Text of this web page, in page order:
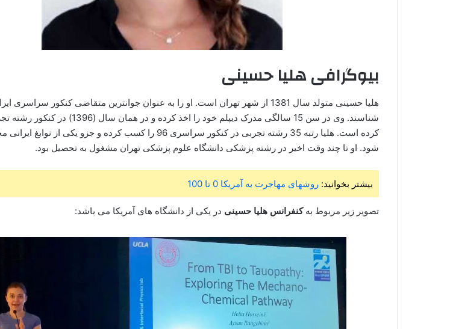
بیوگرافی هلیا حسینی
هلیا حسینی متولد سال 1381 از شهر تهران است. او را به عنوان جوانترین متقاضی کنکور سراسری
شناسند. وی در سن 15 سالگی مدرک دیپلم خود را اخذ کرده و در
کرده است. هلیا رتبه 35 رشته تجربی در کنکور سراسری 96 را کسب کرده و جزو یکی از
شود. او تا چند وقت اخیر در رشته پزشکی دانشگاه علوم پزشکی تهران مشغول به تحصیل بود.
بیشتر بخوانید: روشهای مهاجرت به آمریکا 0 تا 100
تصویر زیر مربوط بهکنفرانس هلیا حسینی در یکی از دانشگاه های آمریکا می باشد: